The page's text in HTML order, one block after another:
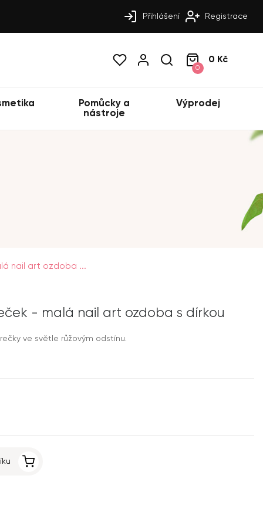
Přihlášení Registrace
0
0 Kč
Pomůcky a
nástroje
Výprodej
nail art ozdoba ...
- malá nail art ozdoba s dírkou
ve světle růžovým odstínu.